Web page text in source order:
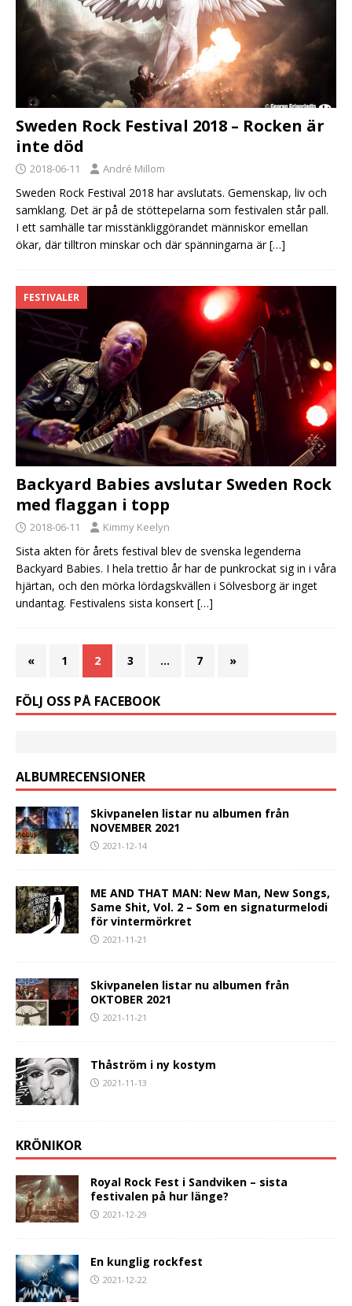
Sweden Rock Festival 2018 – Rocken är
inte död
2018-06-11 André Millom
Sweden Rock Festival 2018 har avslutats. Gemenskap, liv och
samklang. Det är på de stöttepelarna som festivalen står pall.
I ett samhälle tar misstänkliggörandet människor emellan
ökar, där tilltron minskar och där spänningarna är[…]
FESTIVALER
Backyard Babies avslutar Sweden Rock
med flaggan i topp
2018-06-11 Kimmy Keelyn
Sista akten för årets festival blev de svenska legenderna
Backyard Babies. I hela trettio år har de punkrockat sig in i våra
hjärtan, och den mörka lördagskvällen i Sölvesborg är inget
undantag. Festivalens sista konsert […]
« 1 2 3 … 7 »
FÖLJ OSS PÅ FACEBOOK
ALBUMRECENSIONER
Skivpanelen listar nu albumen från
NOVEMBER 2021
2021-12-14
ME AND THAT MAN: New Man, New Songs,
Same Shit, Vol. 2 – Som en signaturmelodi
för vintermörkret
2021-11-21
Skivpanelen listar nu albumen från
OKTOBER 2021
2021-11-21
Thåström i ny kostym
2021-11-13
KRÖNIKOR
Royal Rock Fest i Sandviken – sista
festivalen på hur länge?
2021-12-29
En kunglig rockfest
2021-12-22